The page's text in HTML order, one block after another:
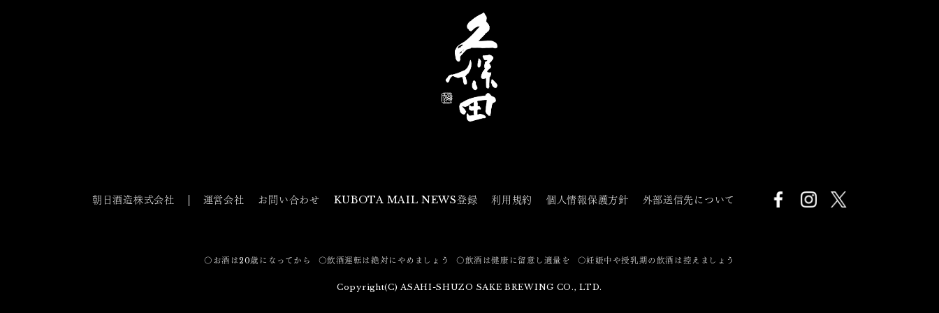
朝日酒造株式会社 運営会社 お問い合わせ KUBOTA MAIL NEWS登録 利用規約 個人情報保護方針 外部送信先について
〇お酒は20歳になってから 〇飲酒運転は絶対にやめましょう 〇飲酒は健康に留意し適量を 〇妊娠中や授乳期の飲酒は控えましょう
Copyright(C) ASAHI-SHUZO SAKE BREWING CO., LTD.